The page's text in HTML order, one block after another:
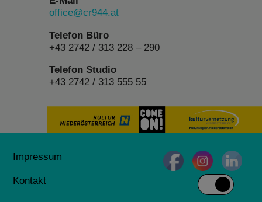
office@cr944.at
Telefon Büro
+43 2742 / 313 228 – 290
Telefon Studio
+43 2742 / 313 555 55
Impressum
Kontakt